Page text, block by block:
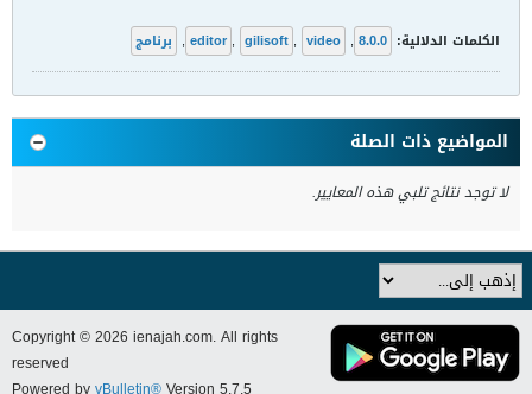
الكلمات الدلالية: 8.0.0
,
editor , gilisoft , video
, برنامج
المواضيع ذات الصلة
لا توجد نتائج تلبي هذه المعايير.
Copyright © 2026 ienajah.com. All rights
reserved